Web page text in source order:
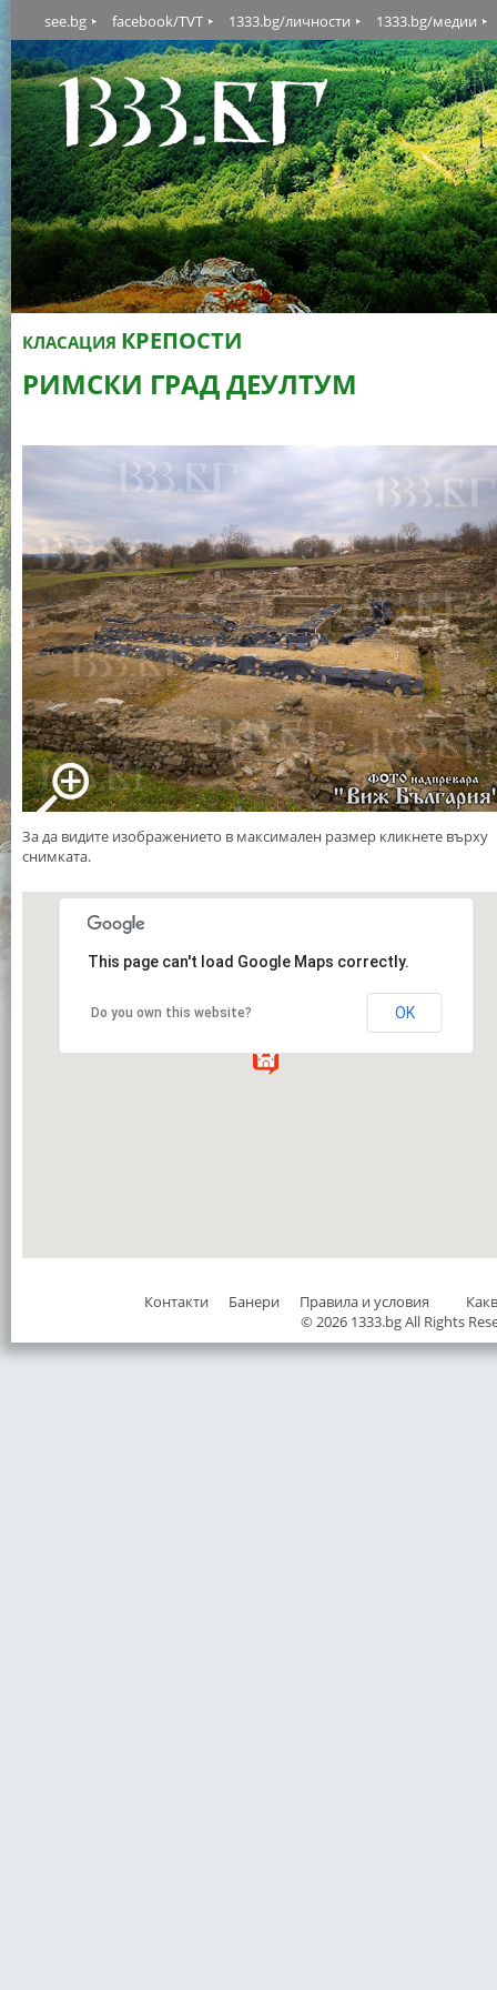
see.bg facebook/TVT 1333.bg/личности 1333.bg/медии
КЛАСАЦИЯ КРЕПОСТИ
РИМСКИ ГРАД ДЕУЛТУМ
За да видите изображението в максимален размер кликнете върху
снимката.
This page can't load Google Maps correctly.
Do you own this website? OK
Контакти Банери Правила и условия
© 2026 1333.bg All Rights